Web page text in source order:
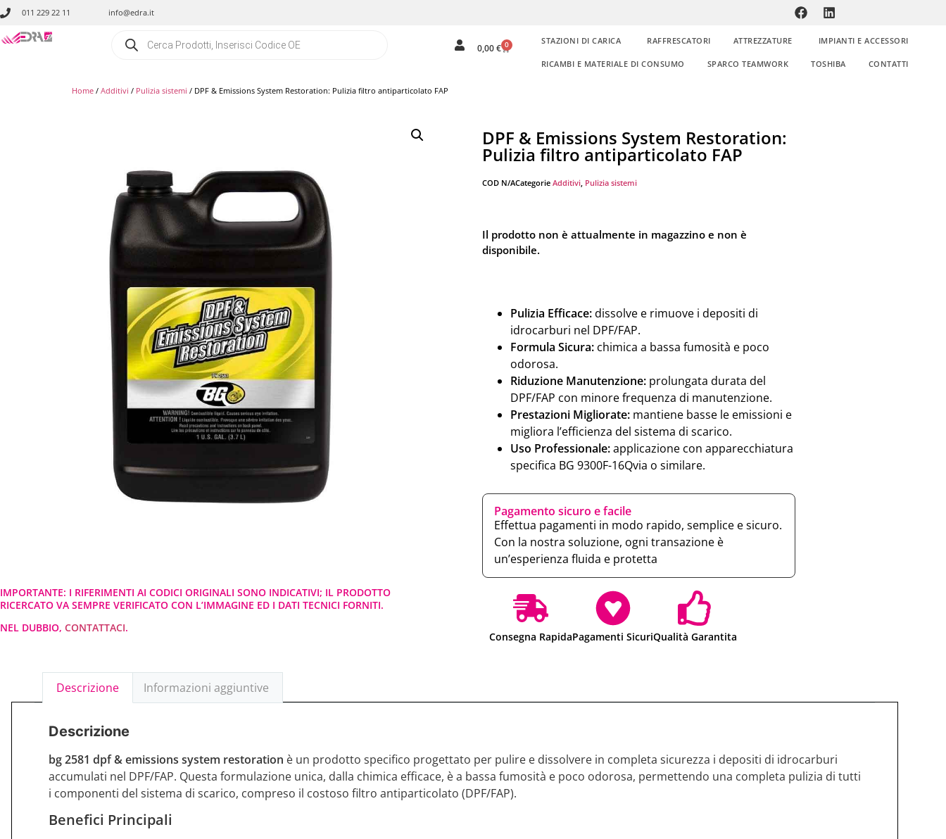
011 229 22 11 info@edra.it
0,00€ 0 STAZIONI DI CARICA RAFFRESCATORI ATTREZZATURE IMPIANTI E ACCESSORI
RICAMBI E MATERIALE DI CONSUMO SPARCO TEAMWORK TOSHIBA CONTATTI
Home / Additivi / Pulizia sistemi / DPF & Emissions System Restoration: Pulizia filtro antiparticolato FAP
IMPORTANTE: I RIFERIMENTI AI CODICI ORIGINALI SONO INDICATIVI; IL PRODOTTO
RICERCATO VA SEMPRE VERIFICATO CON L’IMMAGINE ED I DATI TECNICI FORNITI.
NEL DUBBIO, CONTATTACI.
DPF & Emissions System Restoration:
Pulizia filtro antiparticolato FAP
COD N/ACategorie Additivi, Pulizia sistemi
Il prodotto non è attualmente in magazzino e non è
disponibile.
Pulizia Efficace:dissolve e rimuove i depositi di
idrocarburi nel DPF/FAP.
Formula Sicura: chimica a bassa fumosità e poco
odorosa.
Riduzione Manutenzione: prolungata durata del
DPF/FAP con minore frequenza di manutenzione.
Prestazioni Migliorate: mantiene basse le emissioni e
migliora l’efficienza del sistema di scarico.
Uso Professionale:applicazione con apparecchiatura
specifica BG 9300F-16Qvia o similare.
Pagamento sicuro e facile
Effettua pagamenti in modo rapido, semplice e sicuro.
Con la nostra soluzione, ogni transazione è
un’esperienza fluida e protetta
Consegna RapidaPagamenti SicuriQualità Garantita
Descrizione Informazioni aggiuntive
Descrizione
bg 2581 dpf & emissions system restoration è un prodotto specifico progettato per pulire e dissolvere in completa sicurezza i depositi di idrocarburi
accumulati nel DPF/FAP. Questa formulazione unica, dalla chimica efficace, è a bassa fumosità e poco odorosa, permettendo una completa pulizia di tutti
i componenti del sistema di scarico, compreso il costoso filtro antiparticolato (DPF/FAP).
Benefici Principali